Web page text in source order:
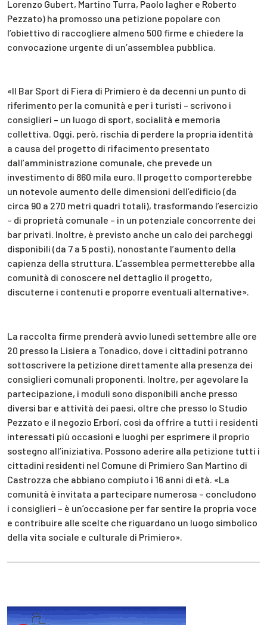
Lorenzo Gubert, Martino Turra, Paolo Iagher e Roberto
Pezzato) ha promosso una petizione popolare con
l’obiettivo di raccogliere almeno 500 firme e chiedere la
convocazione urgente di un’assemblea pubblica.
«Il Bar Sport di Fiera di Primiero è da decenni un punto di
riferimento per la comunità e per i turisti – scrivono i
consiglieri – un luogo di sport, socialità e memoria
collettiva. Oggi, però, rischia di perdere la propria identità
a causa del progetto di rifacimento presentato
dall’amministrazione comunale, che prevede un
investimento di 860 mila euro. Il progetto comporterebbe
un notevole aumento delle dimensioni dell’edificio (da
circa 90 a 270 metri quadri totali), trasformando l’esercizio
– di proprietà comunale – in un potenziale concorrente dei
bar privati. Inoltre, è previsto anche un calo dei parcheggi
disponibili (da 7 a 5 posti), nonostante l’aumento della
capienza della struttura. L’assemblea permetterebbe alla
comunità di conoscere nel dettaglio il progetto,
discuterne i contenuti e proporre eventuali alternative».
La raccolta firme prenderà avvio lunedì settembre alle ore
20 presso la Lisiera a Tonadico, dove i cittadini potranno
sottoscrivere la petizione direttamente alla presenza dei
consiglieri comunali proponenti. Inoltre, per agevolare la
partecipazione, i moduli sono disponibili anche presso
diversi bar e attività dei paesi, oltre che presso lo Studio
Pezzato e il negozio Erborí, così da offrire a tutti i residenti
interessati più occasioni e luoghi per esprimere il proprio
sostegno all’iniziativa. Possono aderire alla petizione tutti i
cittadini residenti nel Comune di Primiero San Martino di
Castrozza che abbiano compiuto i 16 anni di età. «La
comunità è invitata a partecipare numerosa – concludono
i consiglieri – è un’occasione per far sentire la propria voce
e contribuire alle scelte che riguardano un luogo simbolico
della vita sociale e culturale di Primiero».